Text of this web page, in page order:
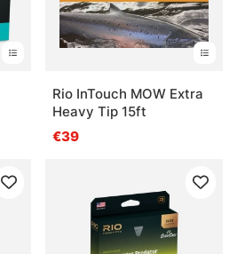
Rio InTouch MOW Extra
Heavy Tip 15ft
€39